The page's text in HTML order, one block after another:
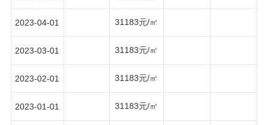
2023-04-01 31183元/㎡
2023-03-01 31183元/㎡
2023-02-01 31183元/㎡
2023-01-01 31183元/㎡